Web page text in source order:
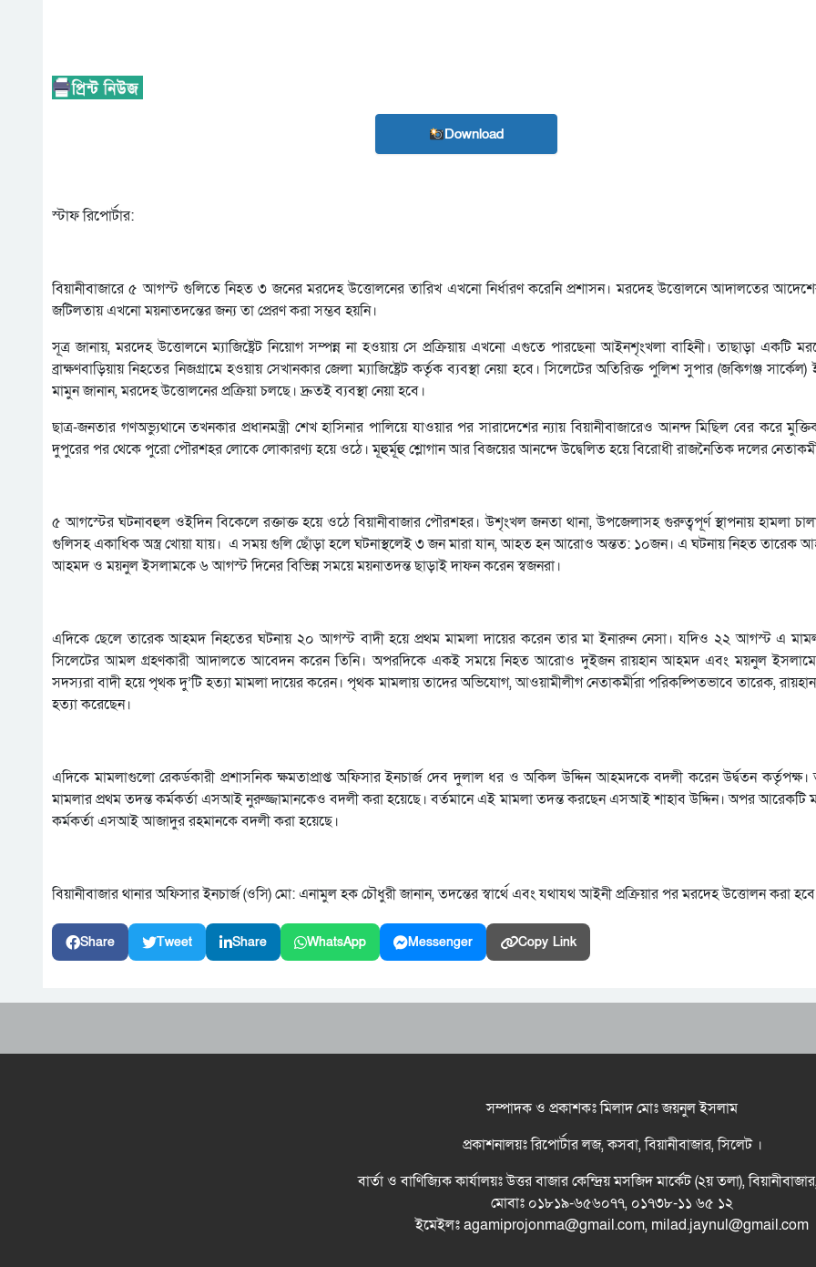
Download
স্টাফ রিপোর্টার:
বিয়ানীবাজারে ৫ আগস্ট গুলিতে নিহত ৩ জনের মরদেহ উত্তোলনের তারিখ এখনো নির্ধারণ করেনি প্রশাসন। মরদেহ উত্তোলনে আদালতের
জটিলতায় এখনো ময়নাতদন্তের জন্য তা প্রেরণ করা সম্ভব হয়নি।
সূত্র জানায়, মরদেহ উত্তোলনে ম্যাজিষ্ট্রেট নিয়োগ সম্পন্ন না হওয়ায় সে প্রক্রিয়ায় এখনো এগুতে পারছেনা আইনশৃংখলা বাহিনী। তাছাড়া একটি
ব্রাক্ষণবাড়িয়ায় নিহতের নিজগ্রামে হওয়ায় সেখানকার জেলা ম্যাজিষ্ট্রেট কর্তৃক ব্যবস্থা নেয়া হবে। সিলেটের অতিরিক্ত পুলিশ সুপার (জকিগঞ্জ
মামুন জানান, মরদেহ উত্তোলনের প্রক্রিয়া চলছে। দ্রুতই ব্যবস্থা নেয়া হবে।
ছাত্র-জনতার গণঅভ্যুথানে তখনকার প্রধানমন্ত্রী শেখ হাসিনার পালিয়ে যাওয়ার পর সারাদেশের ন্যায় বিয়ানীবাজারেও আনন্দ মিছিল বের করে
দুপুরের পর থেকে পুরো পৌরশহর লোকে লোকারণ্য হয়ে ওঠে। মূহুর্মূহু শ্লোগান আর বিজয়ের আনন্দে উদ্বেলিত হয়ে বিরোধী রাজনৈতিক দলের
৫ আগস্টের ঘটনাবহুল ওইদিন বিকেলে রক্তাক্ত হয়ে ওঠে বিয়ানীবাজার পৌরশহর। উশৃংখল জনতা থানা, উপজেলাসহ গুরুত্বপূর্ণ স্থাপনায় হামলা
গুলিসহ একাধিক অস্ত্র খোয়া যায়। এ সময় গুলি ছোঁড়া হলে ঘটনাস্থলেই ৩ জন মারা যান, আহত হন আরোও অন্তত: ১০জন। এ ঘটনায় নিহত তারেক
আহমদ ও ময়নুল ইসলামকে ৬ আগস্ট দিনের বিভিন্ন সময়ে ময়নাতদন্ত ছাড়াই দাফন করেন স্বজনরা।
এদিকে ছেলে তারেক আহমদ নিহতের ঘটনায় ২০ আগস্ট বাদী হয়ে প্রথম মামলা দায়ের করেন তার মা ইনারুন নেসা। যদিও ২২ আগস্ট এ মামলা
সিলেটের আমল গ্রহণকারী আদালতে আবেদন করেন তিনি। অপরদিকে একই সময়ে নিহত আরোও দুইজন রায়হান আহমদ এবং ময়নুল
সদস্যরা বাদী হয়ে পৃথক দু’টি হত্যা মামলা দায়ের করেন। পৃথক মামলায় তাদের অভিযোগ, আওয়ামীলীগ নেতাকর্মীরা পরিকল্পিতভাবে তারেক,
হত্যা করেছেন।
এদিকে মামলাগুলো রেকর্ডকারী প্রশাসনিক ক্ষমতাপ্রাপ্ত অফিসার ইনচার্জ দেব দুলাল ধর ও অকিল উদ্দিন আহমদকে বদলী করেন উর্দ্বতন কর্তৃপক্ষ।
মামলার প্রথম তদন্ত কর্মকর্তা এসআই নুরুজ্জামানকেও বদলী করা হয়েছে। বর্তমানে এই মামলা তদন্ত করছেন এসআই শাহাব উদ্দিন। অপর আরেকটি
কর্মকর্তা এসআই আজাদুর রহমানকে বদলী করা হয়েছে।
বিয়ানীবাজার থানার অফিসার ইনচার্জ (ওসি) মো: এনামুল হক চৌধুরী জানান, তদন্তের স্বার্থে এবং যথাযথ আইনী প্রক্রিয়ার পর মরদেহ উত্তোলন করা
Share Tweet Share WhatsApp Messenger Copy Link
সম্পাদক ও প্রকাশকঃ মিলাদ মোঃ জয়নুল ইসলাম
প্রকাশনালয়ঃ রিপোর্টার লজ, কসবা, বিয়ানীবাজার, সিলেট ।
বার্তা ও বাণিজ্যিক কার্যালয়ঃ উত্তর বাজার কেন্দ্রিয় মসজিদ মার্কেট (২য় তলা),
মোবাঃ ০১৮১৯-৬৫৬০৭৭, ০১৭৩৮-১১ ৬৫ ১২
ইমেইলঃ agamiprojonma@gmail.com, milad.jaynul@gmail.com